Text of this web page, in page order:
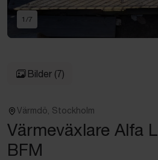
1 /7
Bilder (7)
Värmdö, Stockholm
Värmeväxlare Alfa
BFM